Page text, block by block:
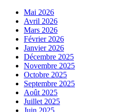
Mai 2026
Avril 2026
Mars 2026
Février 2026
Janvier 2026
Décembre 2025
Novembre 2025
Octobre 2025
Septembre 2025
Août 2025
Juillet 2025
Juin 2025